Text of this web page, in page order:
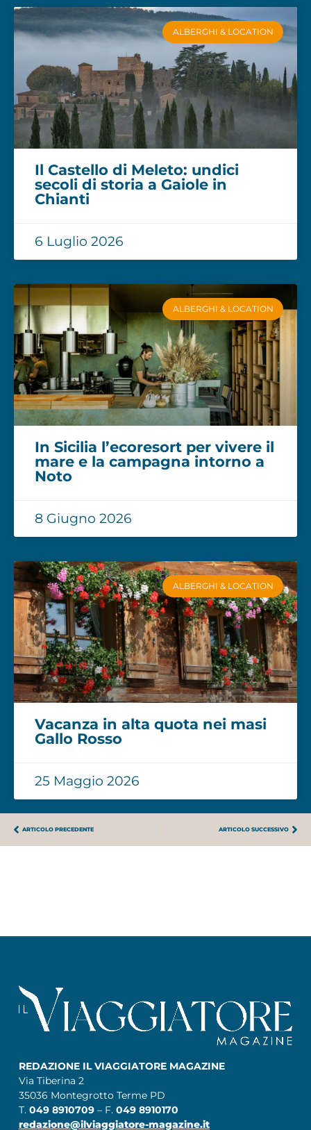
ALBERGHI & LOCATION
Il Castello di Meleto: undici
secoli di storia a Gaiole in
Chianti
6 Luglio 2026
ALBERGHI & LOCATION
In Sicilia l’ecoresort per vivere il
mare e la campagna intorno a
Noto
8 Giugno 2026
ALBERGHI & LOCATION
Vacanza in alta quota nei masi
Gallo Rosso
25 Maggio 2026
ARTICOLO PRECEDENTE ARTICOLO SUCCESSIVO
REDAZIONE IL VIAGGIATORE MAGAZINE
Via Tiberina 2
35036 Montegrotto Terme PD
T. 049 8910709 – F. 049 8910170
redazione@ilviaggiatore-magazine.it